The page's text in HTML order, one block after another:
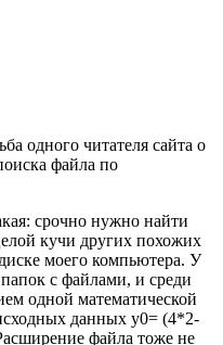
одного читателя сайта о
файла по
срочно нужно найти
кучи других похожих
моего компьютера. У
с файлами, и среди
одной математической
данных y0= (4*2-
файла тоже не